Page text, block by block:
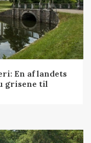
En af landets
grisene til